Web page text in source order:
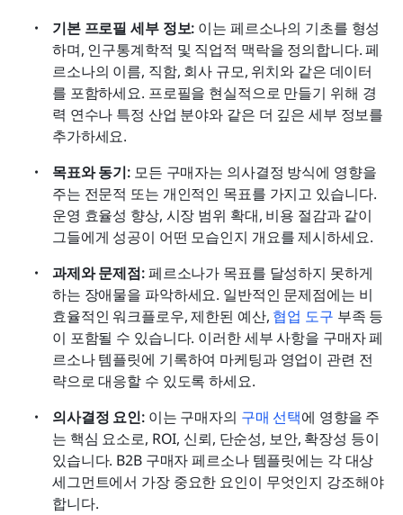
기본 프로필 세부 정보: 이는 페르소나의 기초를 형성
하며, 인구통계학적 및 직업적 맥락을 정의합니다. 페
르소나의 이름, 직함, 회사 규모, 위치와 같은 데이터
를 포함하세요. 프로필을 현실적으로 만들기 위해 경
력 연수나 특정 산업 분야와 같은 더 깊은 세부 정보를
추가하세요.
목표와 동기: 모든 구매자는 의사결정 방식에 영향을
주는 전문적 또는 개인적인 목표를 가지고 있습니다.
운영 효율성 향상, 시장 범위 확대, 비용 절감과 같이
그들에게 성공이 어떤 모습인지 개요를 제시하세요.
과제와 문제점: 페르소나가 목표를 달성하지 못하게
하는 장애물을 파악하세요. 일반적인 문제점에는 비
효율적인 워크플로우, 제한된 예산, 협업 도구 부족 등
이 포함될 수 있습니다. 이러한 세부 사항을 구매자 페
르소나 템플릿에 기록하여 마케팅과 영업이 관련 전
략으로 대응할 수 있도록 하세요.
의사결정 요인: 이는 구매자의 구매 선택에 영향을 주
는 핵심 요소로, ROI, 신뢰, 단순성, 보안, 확장성 등이
있습니다. B2B 구매자 페르소나 템플릿에는 각 대상
세그먼트에서 가장 중요한 요인이 무엇인지 강조해야
합니다.